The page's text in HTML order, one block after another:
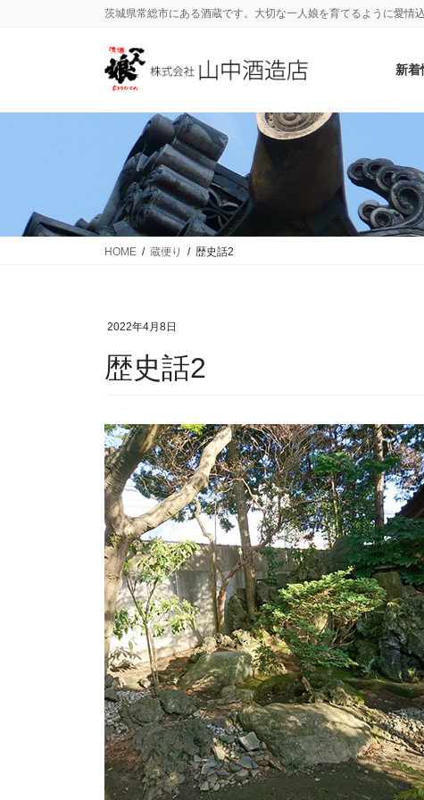
茨城県常総市にある酒蔵です。大切な一人娘を育てるように愛情込
新着
HOME 蔵便り 歴史話2
2022年4月8日
歴史話2